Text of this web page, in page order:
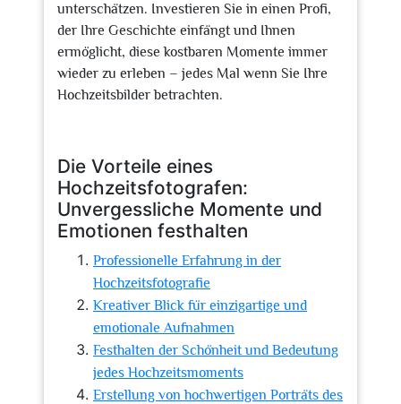
unterschätzen. Investieren Sie in einen Profi,
der Ihre Geschichte einfängt und Ihnen
ermöglicht, diese kostbaren Momente immer
wieder zu erleben – jedes Mal wenn Sie Ihre
Hochzeitsbilder betrachten.
Die Vorteile eines
Hochzeitsfotografen:
Unvergessliche Momente und
Emotionen festhalten
Professionelle Erfahrung in der
Hochzeitsfotografie
Kreativer Blick für einzigartige und
emotionale Aufnahmen
Festhalten der Schönheit und Bedeutung
jedes Hochzeitsmoments
Erstellung von hochwertigen Porträts des